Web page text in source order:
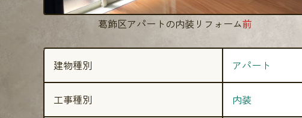
葛飾区アパートの内装リフォーム前
建物種別 アパート
工事種別 内装